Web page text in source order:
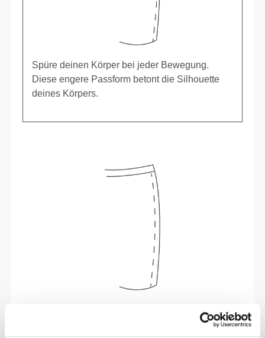
Spüre deinen Körper bei jeder Bewegung.
Diese engere Passform betont die Silhouette
deines Körpers.
Sich jeden Tag bequem und frei bewegen zu